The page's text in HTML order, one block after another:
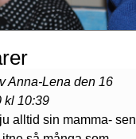
Anna-Lena den 16
kl 10:39
alltid sin mamma- sen